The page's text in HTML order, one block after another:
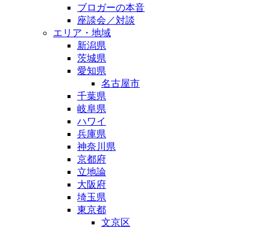
ブロガーの本音
座談会／対談
エリア・地域
新潟県
茨城県
愛知県
名古屋市
千葉県
岐阜県
ハワイ
兵庫県
神奈川県
京都府
立地論
大阪府
埼玉県
東京都
文京区